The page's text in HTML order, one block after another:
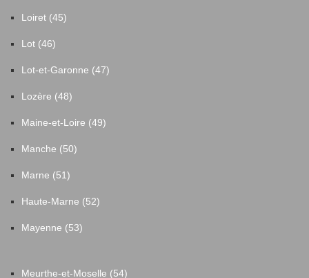
Loiret (45)
Lot (46)
Lot-et-Garonne (47)
Lozère (48)
Maine-et-Loire (49)
Manche (50)
Marne (51)
Haute-Marne (52)
Mayenne (53)
Meurthe-et-Moselle (54)